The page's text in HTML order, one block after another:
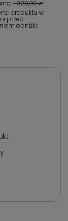
1 029,00 zł
produktu w
przed
obniżki: